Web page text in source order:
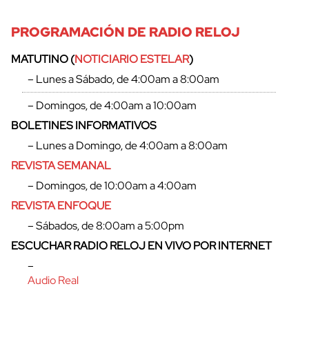
PROGRAMACIÓN DE RADIO RELOJ
MATUTINO (NOTICIARIO ESTELAR)
– Lunes a Sábado, de 4:00am a 8:00am
– Domingos, de 4:00am a 10:00am
BOLETINES INFORMATIVOS
– Lunes a Domingo, de 4:00am a 8:00am
REVISTA SEMANAL
– Domingos, de 10:00am a 4:00am
REVISTA ENFOQUE
– Sábados, de 8:00am a 5:00pm
ESCUCHAR RADIO RELOJ EN VIVO POR INTERNET
–
Audio Real